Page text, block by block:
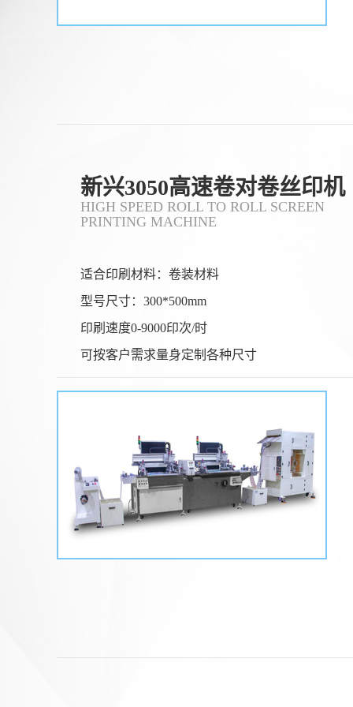
新兴3050高速卷对卷丝印机
HIGH SPEED ROLL TO ROLL SCREEN
PRINTING MACHINE
适合印刷材料：卷装材料
型号尺寸：300*500mm
印刷速度0-9000印次/时
可按客户需求量身定制各种尺寸